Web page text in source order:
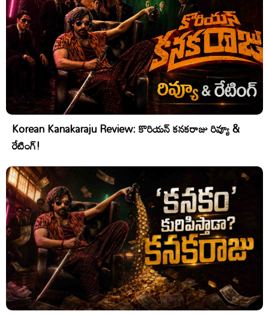
Korean Kanakaraju Review: కొరియన్ కనకరాజు రివ్యూ &
రేటింగ్!